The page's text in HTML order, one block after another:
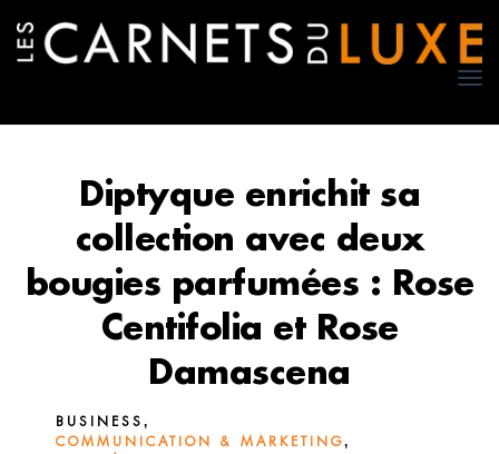
Diptyque enrichit sa
collection avec deux
bougies parfumées : Rose
Centifolia et Rose
Damascena
BUSINESS ,
COMMUNICATION & MARKETING,